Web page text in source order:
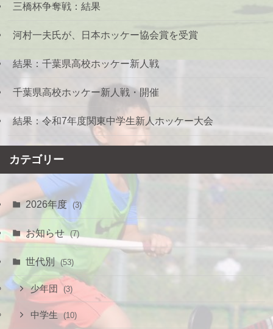
三橋杯争奪戦：結果
河村一夫氏が、日本ホッケー協会賞を受賞
結果：千葉県高校ホッケー新人戦
千葉県高校ホッケー新人戦・開催
結果：令和7年度関東中学生新人ホッケー大会
カテゴリー
2026年度 (3)
お知らせ (7)
世代別 (53)
少年団 (3)
中学生 (10)